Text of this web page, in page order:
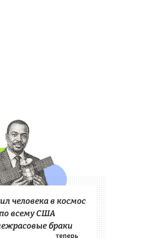
человека в космос
всему США
браки